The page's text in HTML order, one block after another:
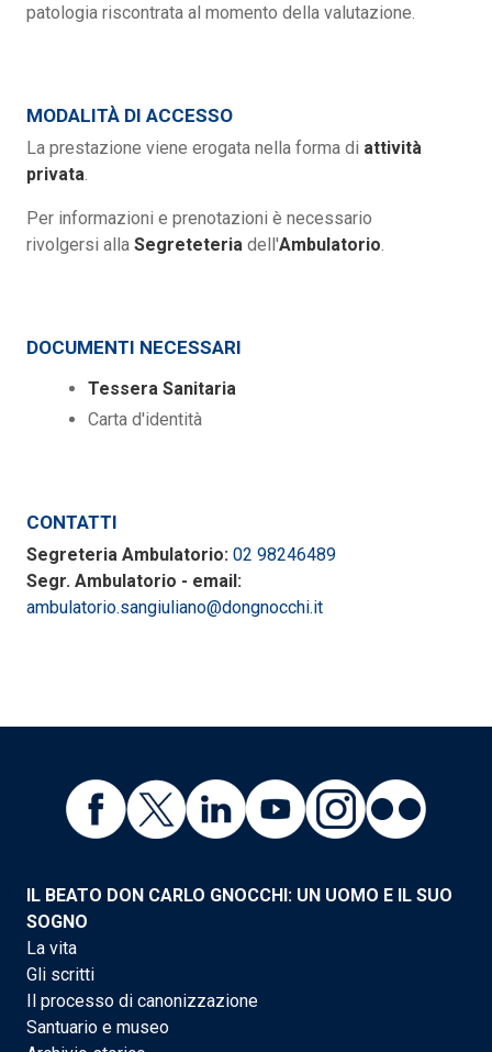
patologia riscontrata al momento della valutazione.
MODALITÀ DI ACCESSO
La prestazione viene erogata nella forma di attività
privata
Per informazioni e prenotazioni è necessario
rivolgersi alla Segreteteria dell'Ambulatorio
DOCUMENTI NECESSARI
Tessera Sanitaria
Carta d'identità
CONTATTI
Segreteria Ambulatorio: 02 98246489
Segr. Ambulatorio - email:
ambulatorio.sangiuliano@dongnocchi.it
IL BEATO DON CARLO GNOCCHI: UN UOMO E IL SUO
SOGNO
La vita
Gli scritti
Il processo di canonizzazione
Santuario e museo